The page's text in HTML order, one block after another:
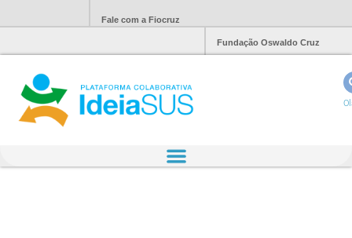
Fale com a Fiocruz
Fundação Oswaldo Cruz